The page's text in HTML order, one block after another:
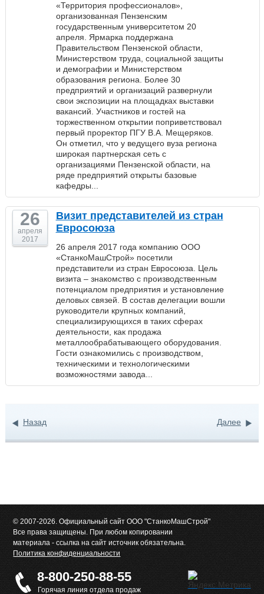
«Территория профессионалов»,
организованная Пензенским
государственным университетом 20
апреля. Ярмарка поддержана
Правительством Пензенской области,
Министерством труда, социальной защиты
и демографии и Министерством
образования региона. Более 30
предприятий и организаций развернули
свои экспозиции на площадках выставки
вакансий. Участников и гостей на
торжественном открытии поприветствовал
первый проректор ПГУ В.А. Мещеряков.
Он отметил, что у ведущего вуза региона
широкая партнерская сеть с
организациями Пензенской области, на
ряде предприятий открыты базовые
кафедры...
26
апреля
2017
Визит представителей из стран
Евросоюза
26 апреля 2017 года компанию ООО
«СтанкоМашСтрой» посетили
представители из стран Евросоюза. Цель
визита – знакомство с производственным
потенциалом предприятия и установление
деловых связей. В состав делегации вошли
руководители крупных компаний,
специализирующихся в таких сферах
деятельности, как продажа
металлообрабатывающего оборудования.
Гости ознакомились с производством,
техническими и технологическими
возможностями завода...
Назад Далее
© 2007-2026. Официальный сайт ООО "СтанкоМашСтрой"
Все права защищены. При любом копировании
материала - ссылка на сайт источник обязательна.
Политика конфиденциальности
8-800-250-88-55
Горячая линия отдела продаж